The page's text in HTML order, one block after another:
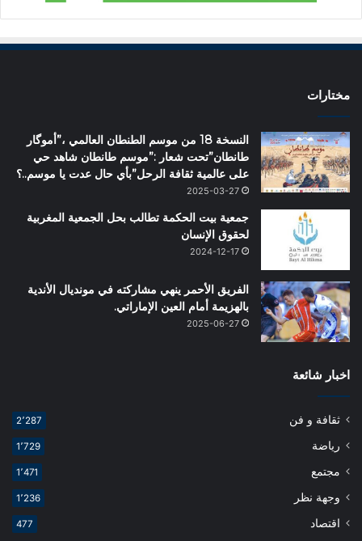
مختارات
النسخة 18 من موسم الطنطان العالمي ،”أموگار
طانطان”تحت شعار :”موسم طانطان شاهد حي
على عالمية ثقافة الرحل”بأي حال عدت يا موسم..؟
2025-03-27
جمعية بيت الحكمة تطالب بحل الجمعية المغربية
لحقوق الإنسان
2024-12-17
الفريق الأحمر ينهي مشاركته في مونديال الأندية
بالهزيمة أمام العين الإماراتي.
2025-06-27
اخبار شائعة
ثقافة و فن 2٬287
رياضة 1٬729
مجتمع 1٬471
وجهة نظر 1٬236
اقتصاد 477